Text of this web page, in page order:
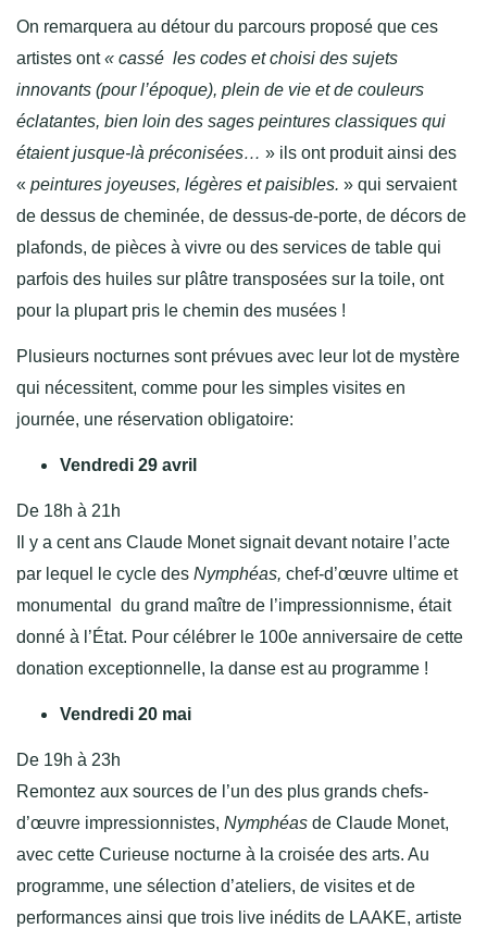
On remarquera au détour du parcours proposé que ces
artistes ont« cassé les codes et choisi des sujets
innovants (pour l’époque), plein de vie et de couleurs
éclatantes, bien loin des sages peintures classiques qui
étaient jusque-là préconisées… » ils ont produit ainsi des
« peintures joyeuses, légères et paisibles. » qui servaient
de dessus de cheminée, de dessus-de-porte, de décors de
plafonds, de pièces à vivre ou des services de table qui
parfois des huiles sur plâtre transposées sur la toile, ont
pour la plupart pris le chemin des musées !
Plusieurs nocturnes sont prévues avec leur lot de mystère
qui nécessitent, comme pour les simples visites en
journée, une réservation obligatoire:
Vendredi 29 avril
De 18h à 21h
Il y a cent ans Claude Monet signait devant notaire l’acte
par lequel le cycle des Nymphéas, chef-d’œuvre ultime et
monumental du grand maître de l’impressionnisme, était
donné à l’État. Pour célébrer le 100e anniversaire de cette
donation exceptionnelle, la danse est au programme !
Vendredi 20 mai
De 19h à 23h
Remontez aux sources de l’un des plus grands chefs-
d’œuvre impressionnistes, Nymphéas de Claude Monet,
avec cette Curieuse nocturne à la croisée des arts. Au
programme, une sélection d’ateliers, de visites et de
performances ainsi que trois live inédits de LAAKE, artiste